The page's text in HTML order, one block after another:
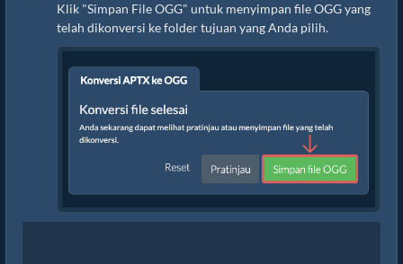
Klik "Simpan File OGG" untuk menyimpan file OGG yang
telah dikonversi ke folder tujuan yang Anda pilih.